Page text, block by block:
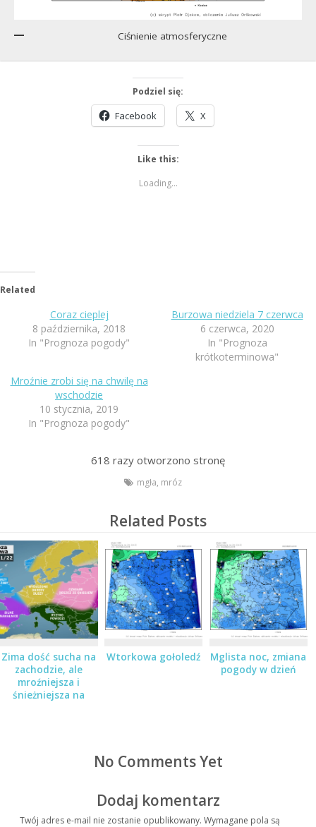
Ciśnienie atmosferyczne
Podziel się:
Facebook X
Like this:
Loading...
Related
Coraz cieplej
8 października, 2018
In "Prognoza pogody"
Burzowa niedziela 7 czerwca
6 czerwca, 2020
In "Prognoza
krótkoterminowa"
Mroźnie zrobi się na chwilę na
wschodzie
10 stycznia, 2019
In "Prognoza pogody"
618 razy otworzono stronę
mgła, mróz
Related Posts
Zima dość sucha na
zachodzie, ale
mroźniejsza i
śnieżniejsza na
Wtorkowa gołoledź
Mglista noc, zmiana
pogody w dzień
No Comments Yet
Dodaj komentarz
Twój adres e-mail nie zostanie opublikowany. Wymagane pola są